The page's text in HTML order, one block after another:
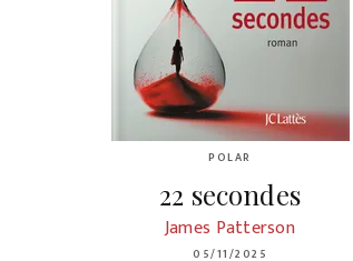
POLAR
22 secondes
James Patterson
05/11/2025